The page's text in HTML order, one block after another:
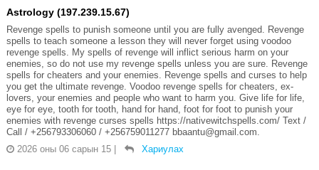
Astrology (197.239.15.67)
Revenge spells to punish someone until you are fully avenged. Revenge
spells to teach someone a lesson they will never forget using voodoo
revenge spells. My spells of revenge will inflict serious harm on your
enemies, so do not use my revenge spells unless you are sure. Revenge
spells for cheaters and your enemies. Revenge spells and curses to help
you get the ultimate revenge. Voodoo revenge spells for cheaters, ex-
lovers, your enemies and people who want to harm you. Give life for life,
eye for eye, tooth for tooth, hand for hand, foot for foot to punish your
enemies with revenge curses spells https://nativewitchspells.com/ Text /
Call / +256793306060 / +256759011277 bbaantu@gmail.com.
2026 оны 06 сарын 15
Хариулах